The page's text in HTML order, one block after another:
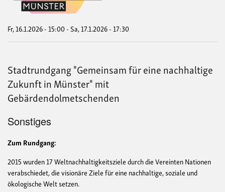
Fr, 16.1.2026 - 15:00-Sa, 17.1.2026 - 17:30
Stadtrundgang "Gemeinsam für eine nachhaltige
Zukunft in Münster" mit
Gebärdendolmetschenden
Sonstiges
Zum Rundgang:
2015 wurden 17 Weltnachhaltigkeitsziele durch die Vereinten Nationen
verabschiedet, die visionäre Ziele für eine nachhaltige, soziale und
ökologische Welt setzen.